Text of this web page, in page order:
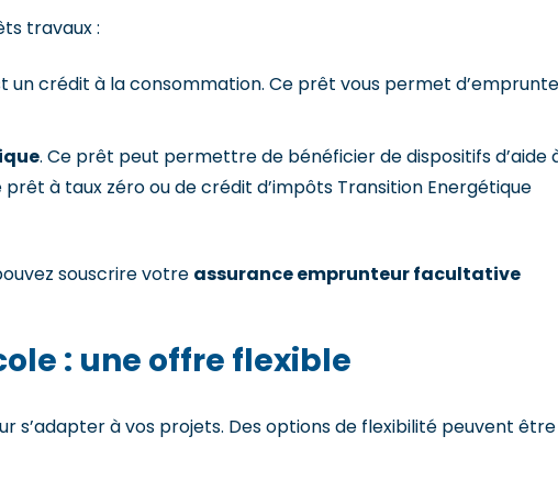
travaux :
un crédit à la consommation. Ce prêt vous permet
. Ce prêt peut permettre de bénéficier de dispositifs d’aide
à taux zéro ou de crédit d’impôts Transition Energétique
souscrire votre assurance emprunteur facultative
: une offre flexible
s’adapter à vos projets. Des options de flexibilité peuvent être